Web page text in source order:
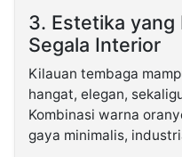
3. Estetika yang
Segala Interior
Kilauan tembaga
hangat, elegan,
Kombinasi warna
gaya minimalis,